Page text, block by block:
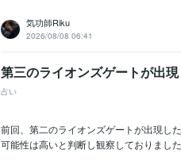
気功師Riku
2026/08/08 06:41
第三のライオンズゲートが出現
占い
前回、第二のライオンズゲートが出現し
可能性は高いと判断し観察しておりまし